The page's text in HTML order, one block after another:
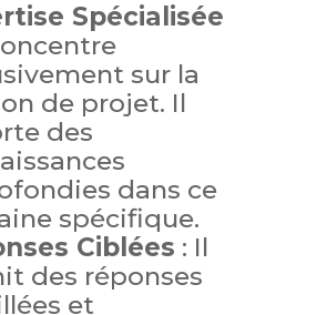
Spécialisée
sur la
de projet. Il
des
dans ce
spécifique.
Ciblées : Il
des réponses
et